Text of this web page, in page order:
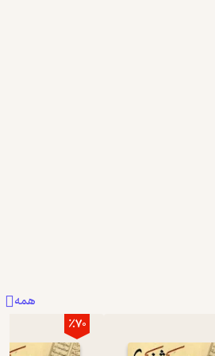
همه
٪70